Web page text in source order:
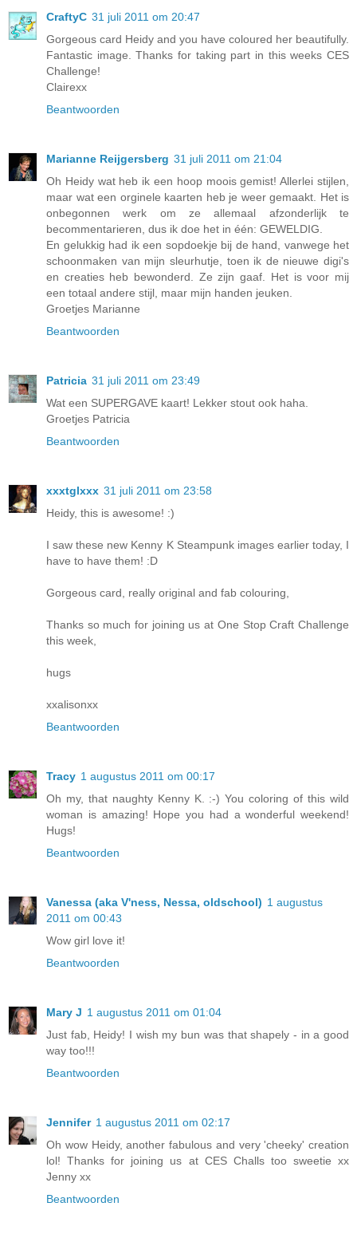
CraftyC 31 juli 2011 om 20:47
Gorgeous card Heidy and you have coloured her beautifully.
Fantastic image. Thanks for taking part in this weeks CES
Challenge!
Clairexx
Beantwoorden
Marianne Reijgersberg 31 juli 2011 om 21:04
Oh Heidy wat heb ik een hoop moois gemist! Allerlei stijlen,
maar wat een orginele kaarten heb je weer gemaakt. Het is
onbegonnen werk om ze allemaal afzonderlijk te
becommentarieren, dus ik doe het in één: GEWELDIG.
En gelukkig had ik een sopdoekje bij de hand, vanwege het
schoonmaken van mijn sleurhutje, toen ik de nieuwe digi's
en creaties heb bewonderd. Ze zijn gaaf. Het is voor mij
een totaal andere stijl, maar mijn handen jeuken.
Groetjes Marianne
Beantwoorden
Patricia 31 juli 2011 om 23:49
Wat een SUPERGAVE kaart! Lekker stout ook haha.
Groetjes Patricia
Beantwoorden
xxxtglxxx 31 juli 2011 om 23:58
Heidy, this is awesome! :)
I saw these new Kenny K Steampunk images earlier today, I
have to have them! :D
Gorgeous card, really original and fab colouring,
Thanks so much for joining us at One Stop Craft Challenge
this week,
hugs
xxalisonxx
Beantwoorden
Tracy 1 augustus 2011 om 00:17
Oh my, that naughty Kenny K. :-) You coloring of this wild
woman is amazing! Hope you had a wonderful weekend!
Hugs!
Beantwoorden
Vanessa (aka V'ness, Nessa, oldschool) 1 augustus
2011 om 00:43
Wow girl love it!
Beantwoorden
Mary J 1 augustus 2011 om 01:04
Just fab, Heidy! I wish my bun was that shapely - in a good
way too!!!
Beantwoorden
Jennifer 1 augustus 2011 om 02:17
Oh wow Heidy, another fabulous and very 'cheeky' creation
lol! Thanks for joining us at CES Challs too sweetie xx
Jenny xx
Beantwoorden